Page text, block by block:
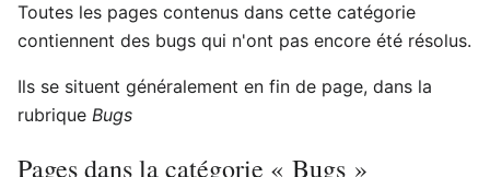
Toutes les pages contenus dans cette catégorie
contiennent des bugs qui n'ont pas encore été résolus.
Ils se situent généralement en fin de page, dans la
rubrique Bugs
Pages dans la catégorie « Bugs »